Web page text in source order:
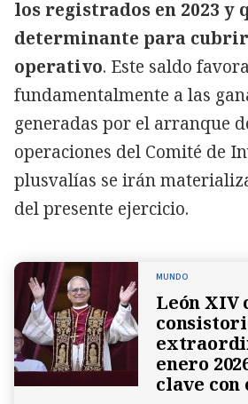
los registrados en 2023 y
determinante para
operativo. Este saldo
fundamentalmente a las
generadas por el arranque
operaciones del Comité de
plusvalías se irán
del presente ejercicio.
MUNDO
León XIV
enero
clave con